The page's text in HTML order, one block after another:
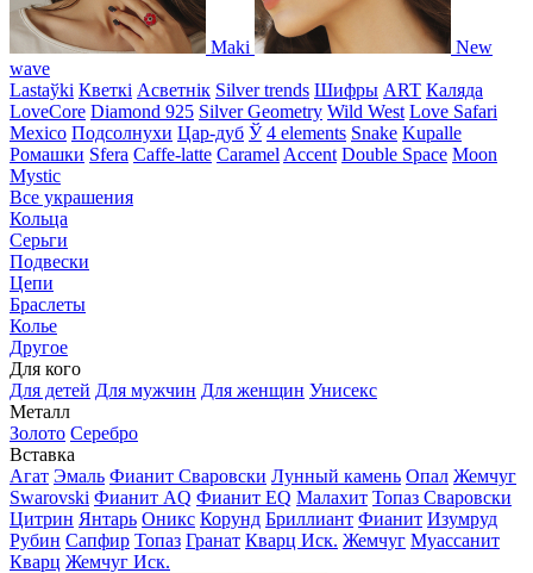
Maki
New
wave
Lastaўki Кветкі Асветнiк Silver trends Шифры ART Каляда
LoveCore Diamond 925 Silver Geometry Wild West Love Safari
Mexico Подсолнухи Цар-дуб Ў 4 elements Snake Kupalle
Ромашки Sfera Caffe-latte Caramel Accent Double Space Moon
Mystic
Все украшения
Кольца
Серьги
Подвески
Цепи
Браслеты
Колье
Другое
Для кого
Для детей Для мужчин Для женщин Унисекс
Металл
Золото Серебро
Вставка
Агат Эмаль Фианит Сваровски Лунный камень Опал Жемчуг
Swarovski Фианит AQ Фианит EQ Малахит Топаз Сваровски
Цитрин Янтарь Оникс Корунд Бриллиант Фианит Изумруд
Рубин Сапфир Топаз Гранат Кварц Иск. Жемчуг Муассанит
Кварц Жемчуг Иск.